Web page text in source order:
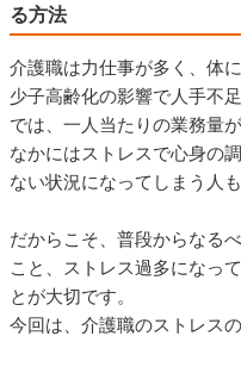
る方法
介護職は力仕事が多く、体
少子高齢化の影響で人手不
では、一人当たりの業務量
なかにはストレスで心身の
ない状況になってしまう人も
だからこそ、普段からなる
こと、ストレス過多になっ
とが大切です。
今回は、介護職のストレス